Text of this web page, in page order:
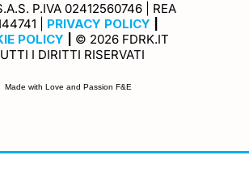
P.IVA 02412560746 | REA
|
PRIVACY POLICY
POLICY
© 2026 FDRK.IT
I DIRITTI RISERVATI
Made with Love and Passion F&E